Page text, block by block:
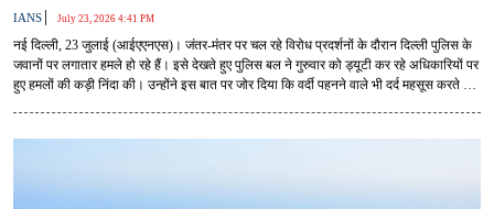
IANS | July 23, 2026 4:41 PM
नई दिल्ली, 23 जुलाई (आईएएनएस)। जंतर-मंतर पर चल रहे विरोध प्रदर्शनों के दौरान दिल्ली पुलिस के
जवानों पर लगातार हमले हो रहे हैं। इसे देखते हुए पुलिस बल ने गुरुवार को ड्यूटी कर रहे अधिकारियों पर
हुए हमलों की कड़ी निंदा की। उन्होंने इस बात पर जोर दिया कि वर्दी पहनने वाले भी दर्द महसूस करते हैं